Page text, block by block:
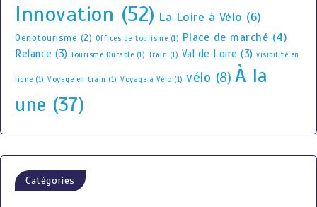
Innovation (52) La Loire à Vélo (6)
Oenotourisme (2) Offices de tourisme (1) Place de marché (4)
Relance (3) Tourisme Durable (1) Train (1) Val de Loire (3) visibilité en
ligne (1) Voyage en train (1) Voyage à Vélo (1) vélo (8) À la
une (37)
Catégories